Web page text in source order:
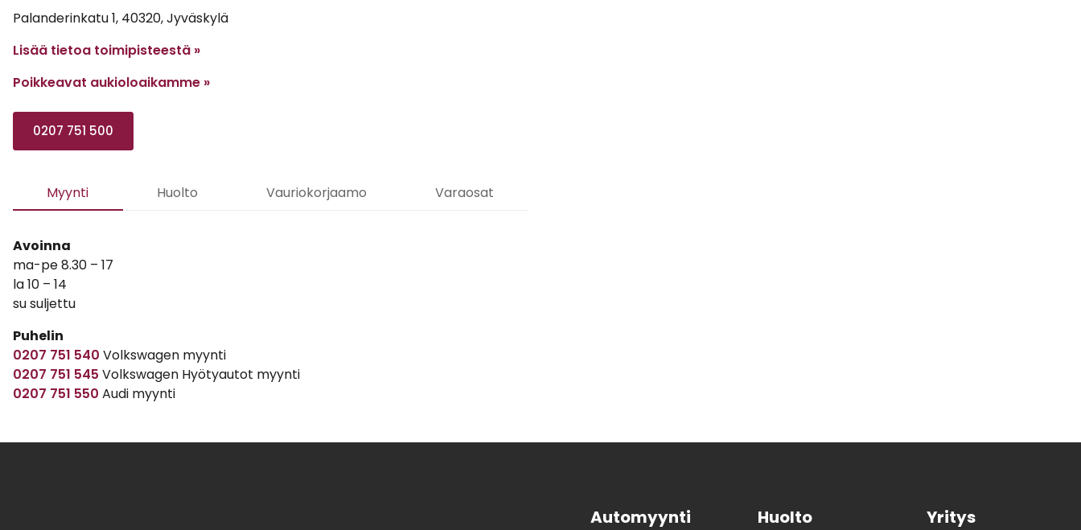
Palanderinkatu 1, 40320, Jyväskylä
Lisää tietoa toimipisteestä »
Poikkeavat aukioloaikamme »
0207 751 500
Myynti Huolto Vauriokorjaamo Varaosat
Avoinna
ma-pe 8.30 – 17
la 10 – 14
su suljettu
Puhelin
0207 751 540 Volkswagen myynti
0207 751 545 Volkswagen Hyötyautot myynti
0207 751 550 Audi myynti
Automyynti Huolto Yritys